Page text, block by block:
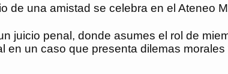
de una amistad se celebra en el Ateneo
juicio penal, donde asumes el rol de
en un caso que presenta dilemas